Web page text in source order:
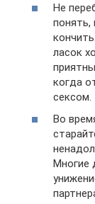
Не
понять,
ласок
когда
сексом.
Во
Многие